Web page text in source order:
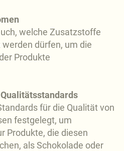
welche Zusatzstoffe
dürfen, um die
Produkte
für die Qualität von
festgelegt, um
Produkte, die diesen
als Schokolade oder